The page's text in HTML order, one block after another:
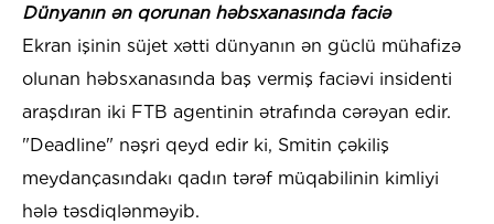
Dünyanın ən qorunan həbsxanasında faciə
Ekran işinin süjet xətti dünyanın ən güclü mühafizə
olunan həbsxanasında baş vermiş faciəvi insidenti
araşdıran iki FTB agentinin ətrafında cərəyan edir.
"Deadline" nəşri qeyd edir ki, Smitin çəkiliş
meydançasındakı qadın tərəf müqabilinin kimliyi
hələ təsdiqlənməyib.